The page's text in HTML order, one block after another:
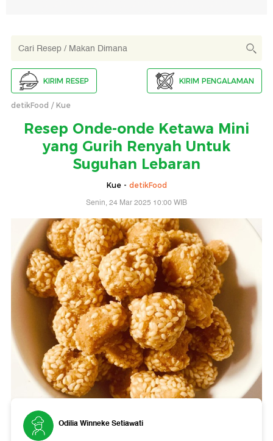
KIRIM RESEP KIRIM PENGALAMAN
detikFood Kue
Resep Onde-onde Ketawa Mini
yang Gurih Renyah Untuk
Suguhan Lebaran
Kue - detikFood
Senin, 24 Mar 2025 10:00 WIB
Foto: Getty Images
Odilia Winneke Setiawati